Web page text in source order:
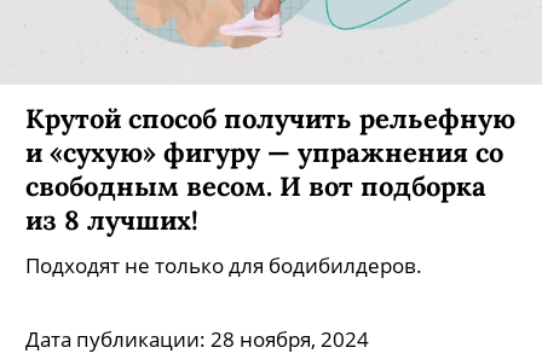
Крутой способ получить рельефную
и «сухую» фигуру — упражнения со
свободным весом. И вот подборка
из 8 лучших!
Подходят не только для бодибилдеров.
Дата публикации: 28 ноября, 2024